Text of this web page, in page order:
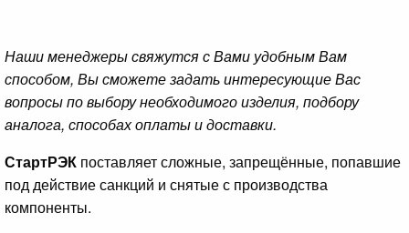
Наши менеджеры свяжутся с Вами удобным Вам
способом, Вы сможете задать интересующие Вас
вопросы по выбору необходимого изделия, подбору
аналога, способах оплаты и доставки.
СтартРЭК поставляет сложные, запрещённые, попавшие
под действие санкций и снятые с производства
компоненты.